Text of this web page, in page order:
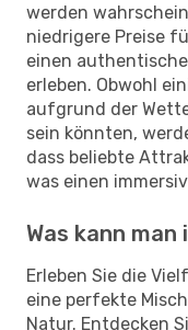
werden
niedrigere Preise
einen
erleben. Obwohl
aufgrund der
sein könnten,
dass beliebte
was einen
Was kann
Erleben Sie die
eine perfekte
Natur. Entdecken